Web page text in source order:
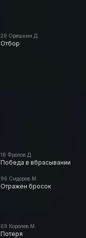
29 Орешкин Д.
Отбор
18 Фролов Д.
Победа в вбрасывании
96 Сидоров М.
Отражен бросок
69 Королев М.
Потеря